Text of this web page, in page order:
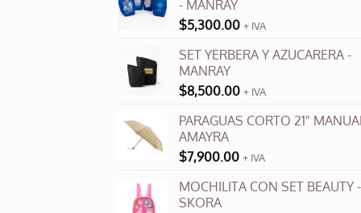
- MANRAY
$5,300.00 + IVA
SET YERBERA Y AZUCARERA -
MANRAY
$8,500.00 + IVA
PARAGUAS CORTO 21"
AMAYRA
$7,900.00 + IVA
MOCHILITA CON SET BEAUTY -
SKORA